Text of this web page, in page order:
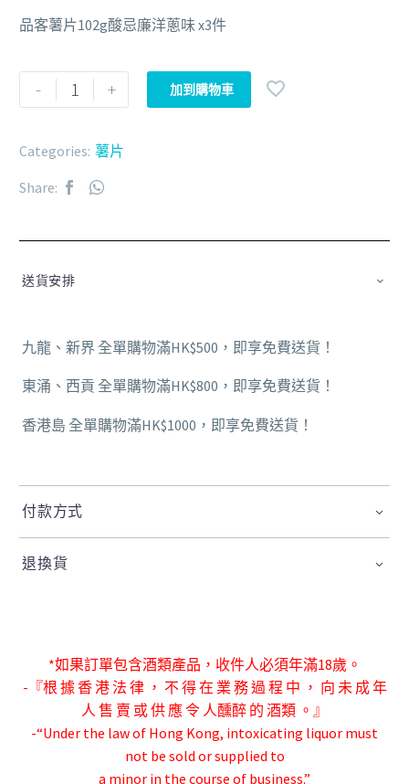
品客薯片102g酸忌廉洋蔥味 x3件
- + 加到購物車
Categories: 薯片
Share:
送貨安排
九龍、新界 全單購物滿HK$500，即享免費送貨！
東涌、西貢 全單購物滿HK$800，即享免費送貨！
香港島 全單購物滿HK$1000，即享免費送貨！
付款方式
退換貨
*如果訂單包含酒類產品，收件人必須年滿18歲。
-『根 據 香 港 法 律 ， 不 得 在 業 務 過 程 中 ， 向 未 成 年
人 售 賣 或 供 應 令 人醺醉 的 酒類 。』
-“Under the law of Hong Kong, intoxicating liquor must
not be sold or supplied to
a minor in the course of business.”